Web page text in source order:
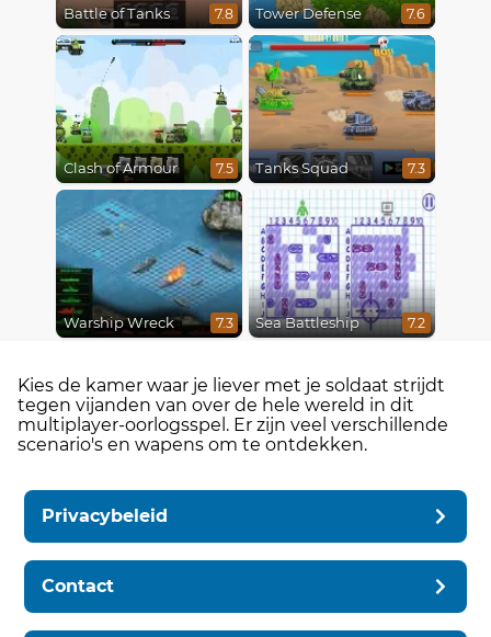
Battle of Tanks 7.8 Tower Defense 7.6
Clash of Armour 7.5 Tanks Squad 7.3
Warship Wreck 7.3 Sea Battleship 7.2
Kies de kamer waar je liever met je soldaat strijdt
tegen vijanden van over de hele wereld in dit
multiplayer-oorlogsspel. Er zijn veel verschillende
scenario's en wapens om te ontdekken.
Privacybeleid
Contact